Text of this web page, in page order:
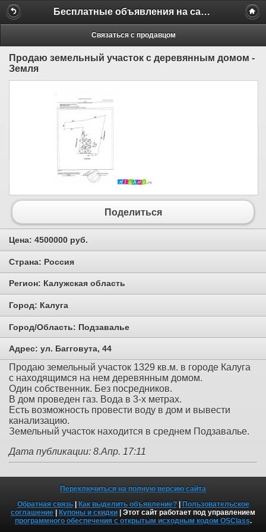
Бесплатные объявления на сайте MILAMO.ru
Связаться с продавцом
Продаю земельный участок с деревянным домом -
Земля
Поделиться
Цена: 4500000 руб.
Страна: Россия
Регион: Калужская область
Город: Калуга
Город/Область: Подзавалье
Адрес: ул. Багговута, 44
Продаю земельный участок 1329 кв.м. в городе Калуга
с находящимся на нем деревянным домом.
Один собственник. Без посредников.
В дом проведен газ. Вода в 3-х метрах.
Есть возможность провести воду в дом и вывести
канализацию.
Земельный участок находится в среднем Подзавалье.
Дата публикации: 8.Апр. 17:11
Переключиться на полную версию сайта
Обратная связь| Как выделить объявление?| Пользовательское
соглашение | Купоны и скидки | Этот сайт работает под управлением
программного обеспечения с открытым исходным кодом OSClass.